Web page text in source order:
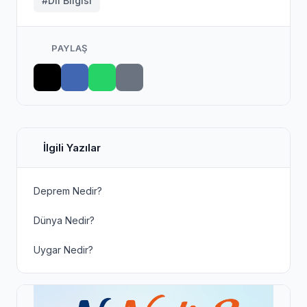
PAYLAŞ
İlgili Yazılar
Deprem Nedir?
Dünya Nedir?
Uygar Nedir?